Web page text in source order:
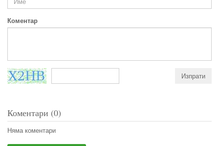
Коментар
Коментари (0)
Няма коментари